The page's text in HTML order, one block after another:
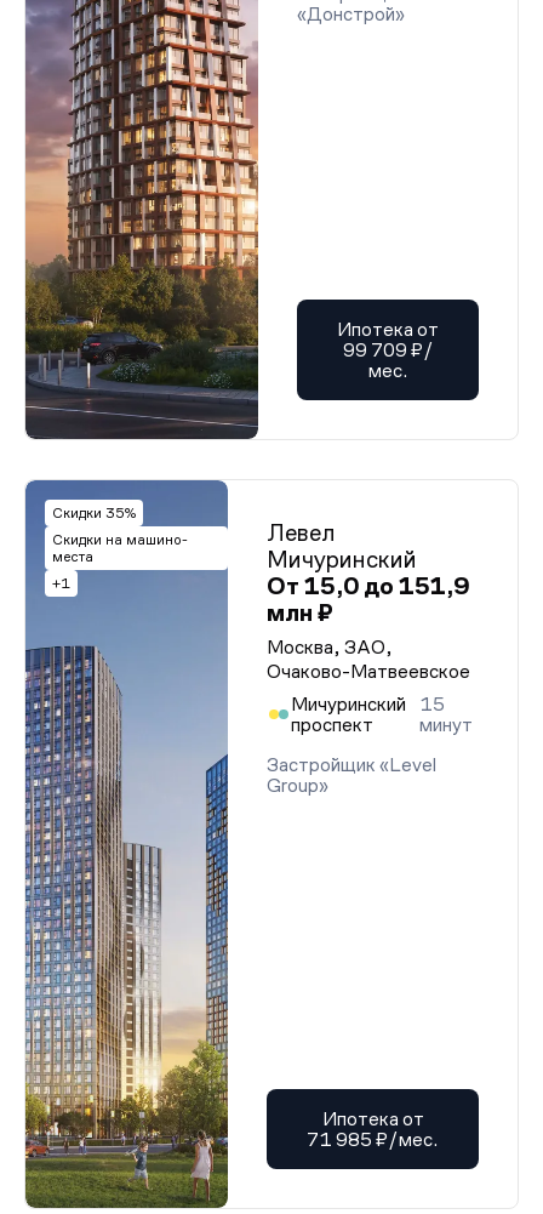
«Донстрой»
Ипотека от
99 709 ₽/
мес.
Скидки 35%
Скидки на машино-
места
+1
Левел
Мичуринский
От 15,0 до 151,9
млн ₽
Москва, ЗАО,
Очаково-Матвеевское
Мичуринский
проспект
15
минут
Застройщик «Level
Group»
Ипотека от
71 985 ₽/мес.